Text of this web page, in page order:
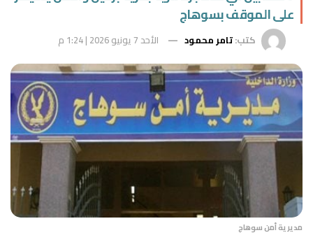
على الموقف بسوهاج
كتب:تامر محمود الأحد 7 يونيو 2026 | 1:24 م
مديرية أمن سوهاج